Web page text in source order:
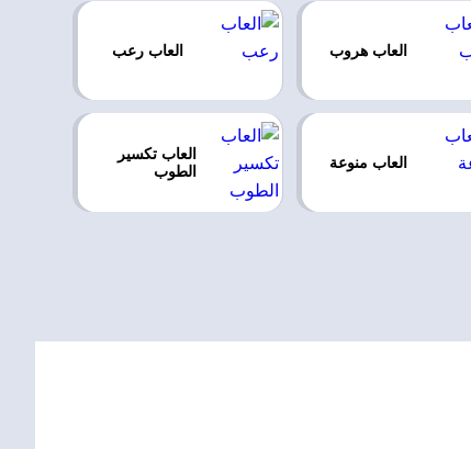
العاب هروب العاب رعب
العاب منوعة
العاب تكسير
الطوب